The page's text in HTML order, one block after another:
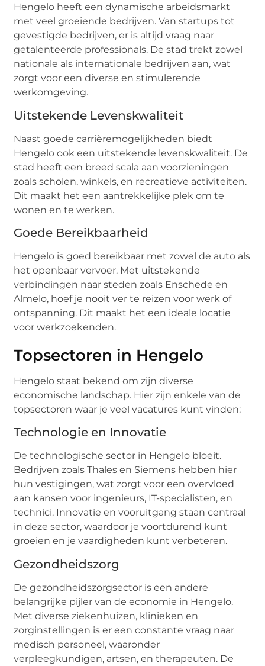
Hengelo heeft een dynamische arbeidsmarkt
met veel groeiende bedrijven. Van startups tot
gevestigde bedrijven, er is altijd vraag naar
getalenteerde professionals. De stad trekt zowel
nationale als internationale bedrijven aan, wat
zorgt voor een diverse en stimulerende
werkomgeving.
Uitstekende Levenskwaliteit
Naast goede carrièremogelijkheden biedt
Hengelo ook een uitstekende levenskwaliteit. De
stad heeft een breed scala aan voorzieningen
zoals scholen, winkels, en recreatieve activiteiten.
Dit maakt het een aantrekkelijke plek om te
wonen en te werken.
Goede Bereikbaarheid
Hengelo is goed bereikbaar met zowel de auto als
het openbaar vervoer. Met uitstekende
verbindingen naar steden zoals Enschede en
Almelo, hoef je nooit ver te reizen voor werk of
ontspanning. Dit maakt het een ideale locatie
voor werkzoekenden.
Topsectoren in Hengelo
Hengelo staat bekend om zijn diverse
economische landschap. Hier zijn enkele van de
topsectoren waar je veel vacatures kunt vinden:
Technologie en Innovatie
De technologische sector in Hengelo bloeit.
Bedrijven zoals Thales en Siemens hebben hier
hun vestigingen, wat zorgt voor een overvloed
aan kansen voor ingenieurs, IT-specialisten, en
technici. Innovatie en vooruitgang staan centraal
in deze sector, waardoor je voortdurend kunt
groeien en je vaardigheden kunt verbeteren.
Gezondheidszorg
De gezondheidszorgsector is een andere
belangrijke pijler van de economie in Hengelo.
Met diverse ziekenhuizen, klinieken en
zorginstellingen is er een constante vraag naar
medisch personeel, waaronder
verpleegkundigen, artsen, en therapeuten. De